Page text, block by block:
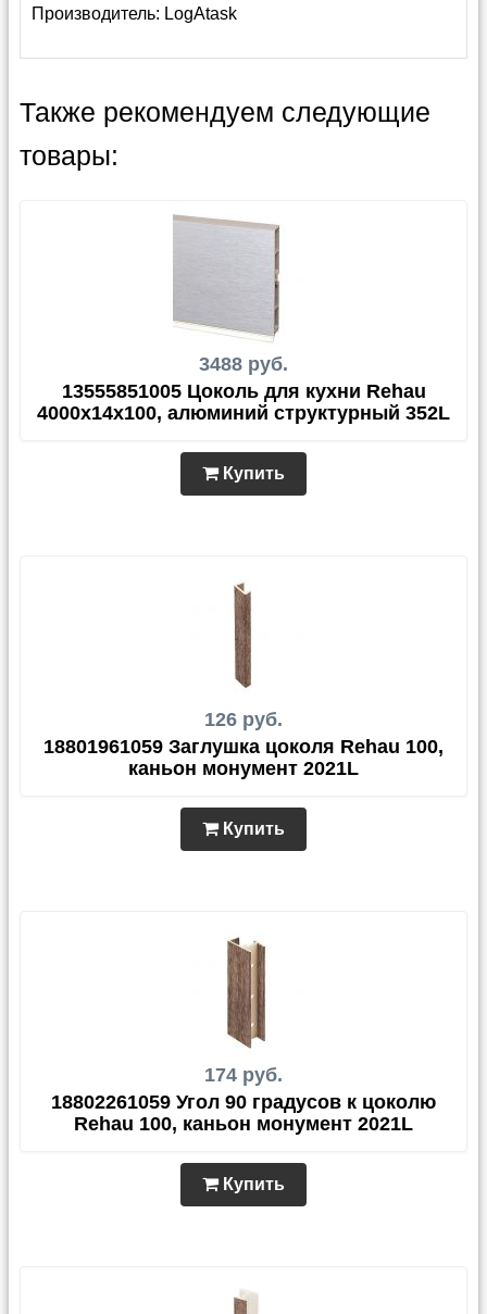
Производитель: LogAtask
Также рекомендуем следующие
товары:
3488 руб.
13555851005 Цоколь для кухни Rehau
4000х14х100, алюминий структурный 352L
Купить
126 руб.
18801961059 Заглушка цоколя Rehau 100,
каньон монумент 2021L
Купить
174 руб.
18802261059 Угол 90 градусов к цоколю
Rehau 100, каньон монумент 2021L
Купить